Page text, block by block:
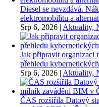
Diesel se nevzdává.
elektromobilitu a
Srp 6, 2026 | Aktuality,
Jak připravit organizaci
přehledu
Srp 6, 2026 | Aktuality,
ČAS rozšířila Datový